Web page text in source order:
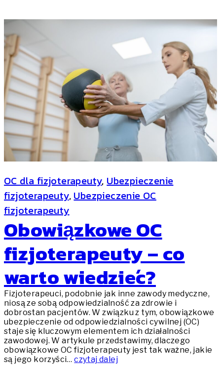
OC dla fizjoterapeuty, Ubezpieczenie
fizjoterapeuty, Ubezpieczenie OC
fizjoterapeuty
Obowiązkowe OC
fizjoterapeuty – co
warto wiedzieć?
Fizjoterapeuci, podobnie jak inne zawody medyczne,
niosą ze sobą odpowiedzialność za zdrowie i
dobrostan pacjentów. W związku z tym, obowiązkowe
ubezpieczenie od odpowiedzialności cywilnej (OC)
staje się kluczowym elementem ich działalności
zawodowej. W artykule przedstawimy, dlaczego
obowiązkowe OC fizjoterapeuty jest tak ważne, jakie
są jego korzyści…czytaj dalej